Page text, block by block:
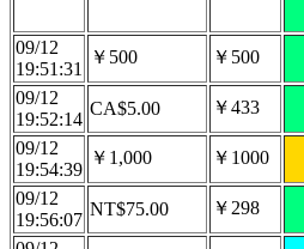
09/12
19:51:31
￥500 ￥500
09/12
19:52:14
CA$5.00 ￥433
09/12
19:54:39
￥1,000 ￥1000
09/12
19:56:07
NT$75.00 ￥298